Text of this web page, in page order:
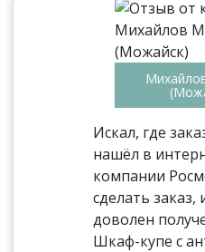
Искал, где
нашёл в
компании
сделать заказ,
доволен
Шкаф-купе с